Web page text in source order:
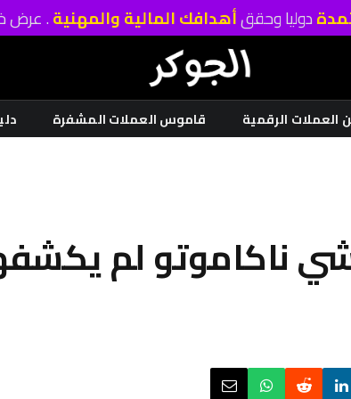
دوليا وحققأهدافك المالية والمهنية. عرض
العملات الرقمية قاموس العملات المشفرة
ناكاموتو لم